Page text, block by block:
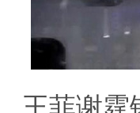
王菲谢霆